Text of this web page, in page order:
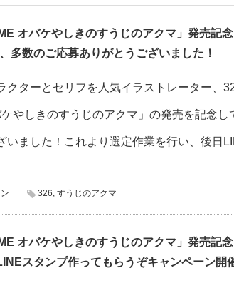
オバケやしきのすうじのアクマ」発売記
多数のご応募ありがとうございました！
クターとセリフを人気イラストレーター、
やしきのすうじのアクマ」の発売を記念
いました！これより選定作業を行い、後日
326, すうじのアクマ
オバケやしきのすうじのアクマ」発売記念
スタンプ作ってもらうぞキャンペーン開